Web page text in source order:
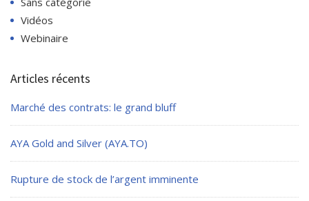
Vidéos
Webinaire
Articles récents
Marché des contrats: le grand bluff
AYA Gold and Silver (AYA.TO)
Rupture de stock de l’argent imminente